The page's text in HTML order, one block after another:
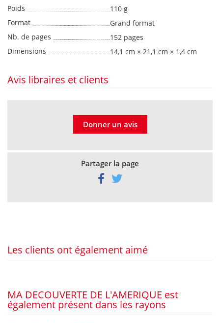
Poids
110 g
Format
Grand format
Nb. de pages
152 pages
Dimensions
14,1 cm × 21,1 cm × 1,4 cm
Avis libraires et clients
Donner un avis
Partager la page
Les clients ont également aimé
MA DECOUVERTE DE L'AMERIQUE est
également présent dans les rayons